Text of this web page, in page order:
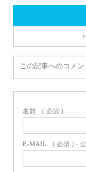
この記事へのコメン
名前 ( 必須 )
E-MAIL ( 必須 ) -